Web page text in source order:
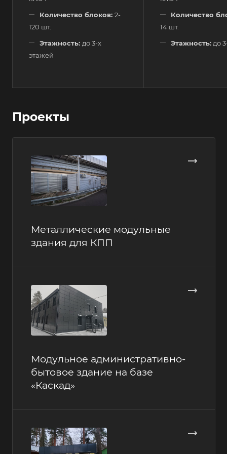
Количество блоков: 2-
120 шт.
Этажность: до 3-х
этажей
Количество
14 шт.
Этажность: до
Проекты
Металлические модульные
здания для КПП
Модульное административно-
бытовое здание на базе
«Каскад»